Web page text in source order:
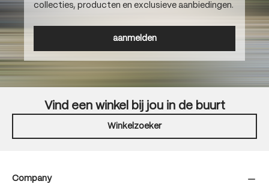
collecties, producten en exclusieve aanbiedingen.
aanmelden
Vind een winkel bij jou in de buurt
Winkelzoeker
Company